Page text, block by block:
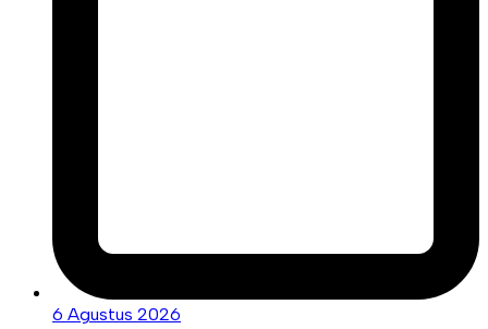
6 Agustus 2026